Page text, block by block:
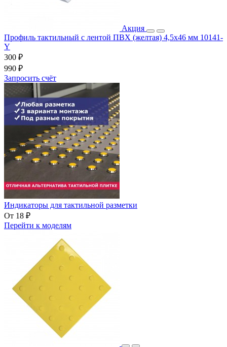
Акция
Профиль тактильный с лентой ПВХ (желтая) 4,5х46 мм 10141-
Y
300 ₽
990 ₽
Запросить счёт
Индикаторы для тактильной разметки
От 18 ₽
Перейти к моделям